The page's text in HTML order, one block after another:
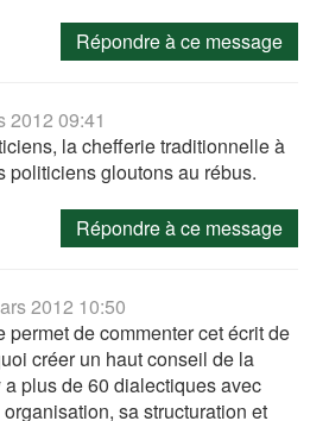
Répondre à ce message
2012 09:41
la chefferie traditionnelle à
politiciens gloutons au rébus.
Répondre à ce message
2012 10:50
permet de commenter cet écrit de
créer un haut conseil de la
plus de 60 dialectiques avec
sa structuration et